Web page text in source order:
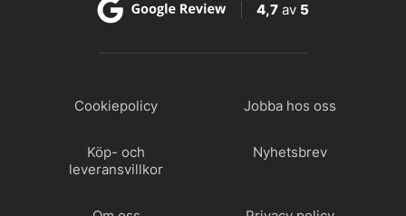
4,7 av 5
Cookiepolicy Jobba hos oss
Köp- och
leveransvillkor
Nyhetsbrev